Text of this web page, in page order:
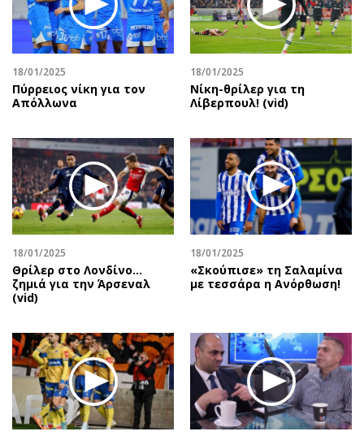
18/01/2025
Πύρρειος νίκη για τον
Απόλλωνα
18/01/2025
Νίκη-θρίλερ για τη
Λίβερπουλ! (vid)
18/01/2025
Θρίλερ στο Λονδίνο…
ζημιά για την Άρσεναλ
(vid)
18/01/2025
«Σκούπισε» τη Σαλαμίνα
με τεσσάρα η Ανόρθωση!